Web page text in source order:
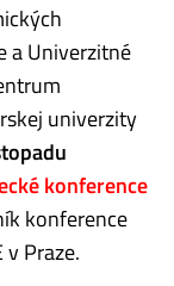
a Univerzitné
univerzity
konference
konference
Praze.